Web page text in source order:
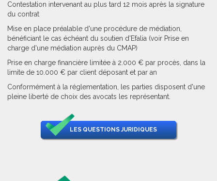
Contestation intervenant au plus tard 12 mois après la signature
du contrat
Mise en place préalable d'une procédure de médiation,
bénéficiant le cas échéant du soutien d'Efalia (voir Prise en
charge d'une médiation auprès du CMAP)
Prise en charge financière limitée à 2.000 € par procès, dans la
limite de 10.000 € par client déposant et par an
Conformément à la réglementation, les parties disposent d'une
pleine liberté de choix des avocats les représentant.
LES QUESTIONS JURIDIQUES